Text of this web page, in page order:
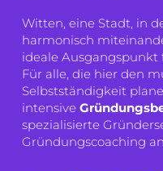
Witten, eine Stadt, in
harmonisch
ideale
Für alle, die hier den
Selbstständigkeit
intensive
spezialisierte
Gründungscoaching